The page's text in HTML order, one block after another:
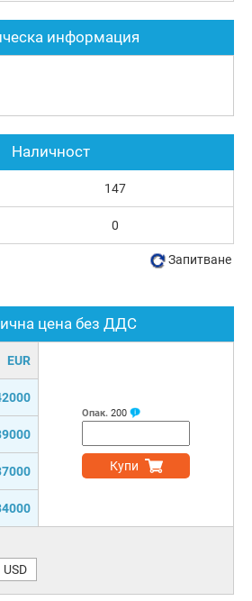
информация
цена без ДДС
EUR
Опак. 200
Купи
USD
Наличност
147
0
Запитване